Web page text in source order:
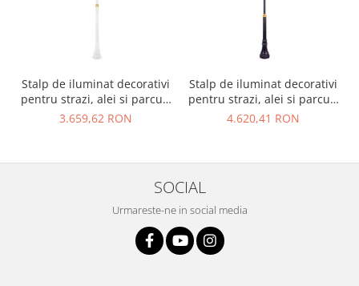
Stalp de iluminat decorativi
pentru strazi, alei si parcuri
- A2002
3.659,62 RON
Stalp de iluminat decorativi
pentru strazi, alei si parcuri
- A2003
4.620,41 RON
SOCIAL
Urmareste-ne in social media